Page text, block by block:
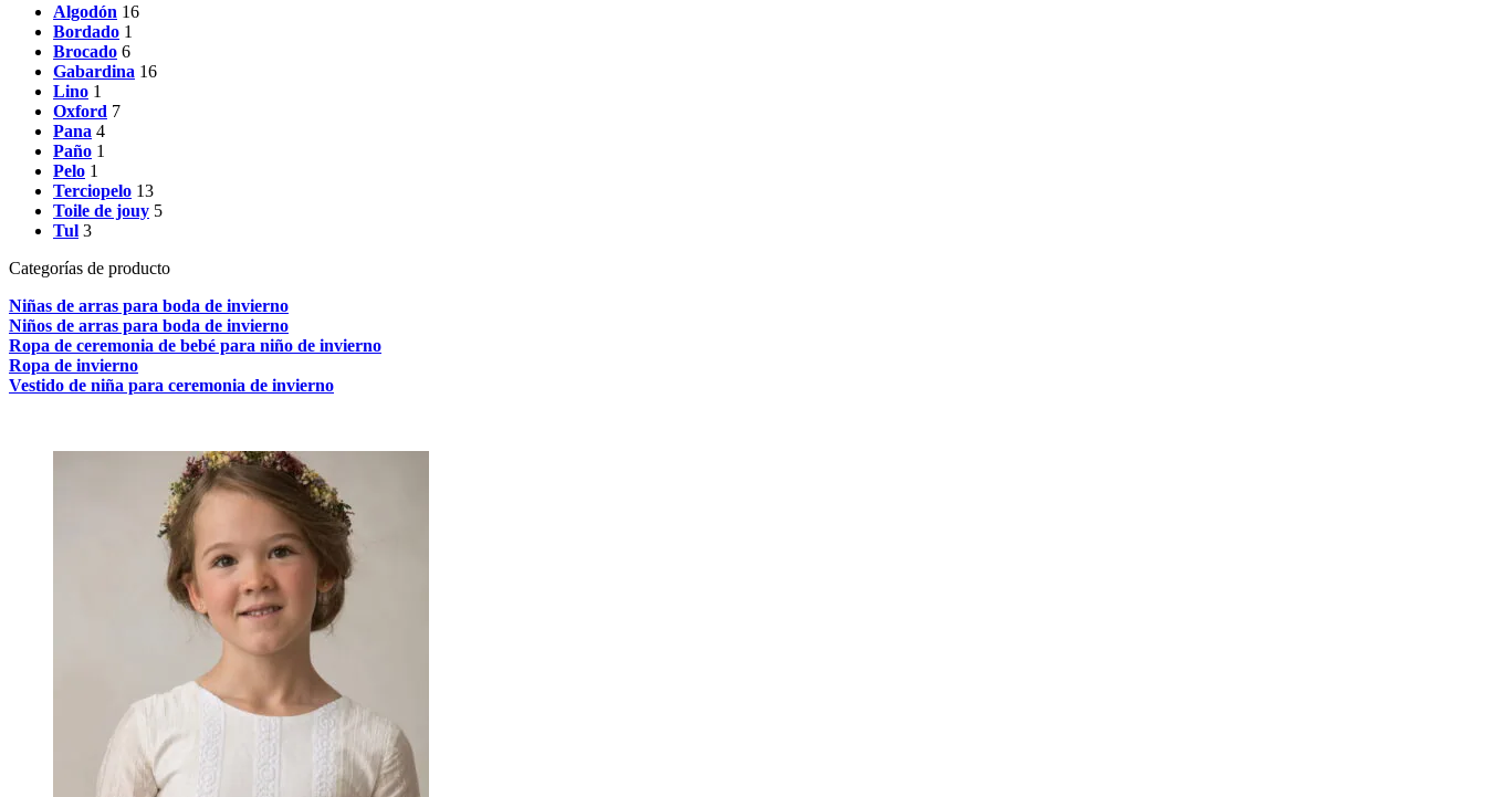
Algodón 16
Bordado 1
Brocado 6
Gabardina 16
Lino 1
Oxford 7
Pana 4
Paño 1
Pelo 1
Terciopelo 13
Toile de jouy 5
Tul 3
Categorías de producto
Niñas de arras para boda de invierno
Niños de arras para boda de invierno
Ropa de ceremonia de bebé para niño de invierno
Ropa de invierno
Vestido de niña para ceremonia de invierno